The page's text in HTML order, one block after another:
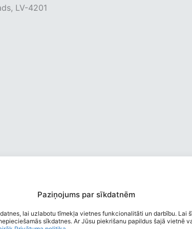
Paziņojums par sīkdatnēm
lai uzlabotu tīmekļa vietnes funkcionalitāti un darbību. Lai
sīkdatnes. Ar Jūsu piekrišanu papildus šajā vietnē
LV-4201